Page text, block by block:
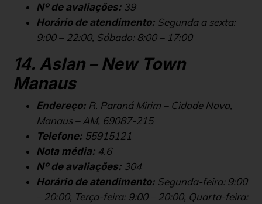
Nº de avaliações: 39
Horário de atendimento: Segunda a sexta:
9:00 – 22:00, Sábado: 8:00 – 17:00
14. Aslan – New Town
Manaus
Endereço: R. Paraná Mirim – Cidade Nova,
Manaus – AM, 69087-215
Telefone: 55915121
Nota média: 4.6
Nº de avaliações: 304
Horário de atendimento: Segunda-feira: 9:00
– 20:00, Terça-feira: 9:00 – 20:00, Quarta-feira: